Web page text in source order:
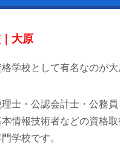
大原
学校として有名なのが大
士・公認会計士・公務
情報技術者などの資格
学校です。